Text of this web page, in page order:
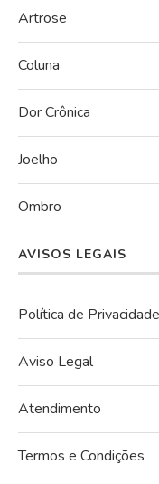
Artrose
Coluna
Dor Crônica
Joelho
Ombro
AVISOS LEGAIS
Política de Privacidade
Aviso Legal
Atendimento
Termos e Condições